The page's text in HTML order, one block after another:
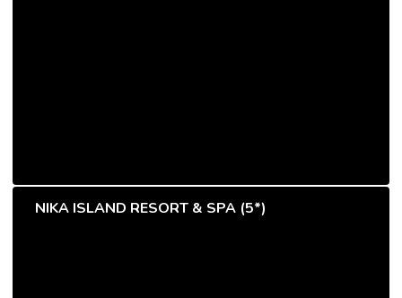
NIKA ISLAND RESORT & SPA (5*)